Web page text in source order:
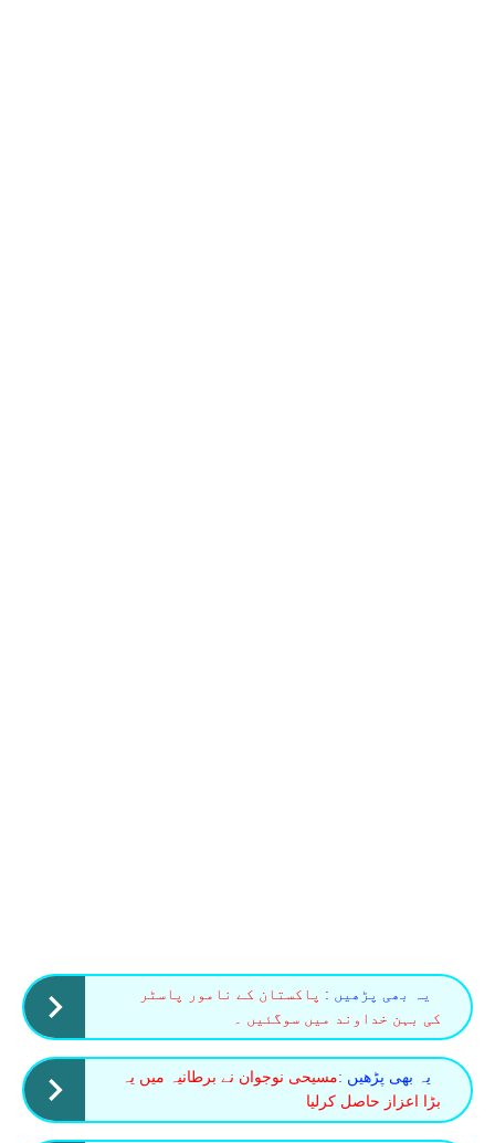
یہ بھی پڑھیں : پاکستان کے نامور پاسٹر
کی بہن خداوند میں سوگئیں ۔
یہ بھی پڑھیں :مسیحی نوجوان نے برطانیہ میں یہ
بڑا اعزاز حاصل کرلیا